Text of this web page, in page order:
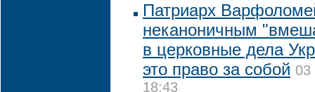
Патриарх
неканоничным
в церковные дела
это право за собой 03